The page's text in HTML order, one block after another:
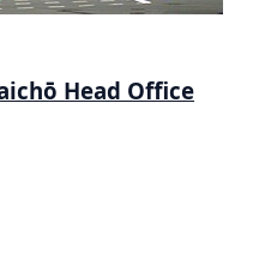
Head Office